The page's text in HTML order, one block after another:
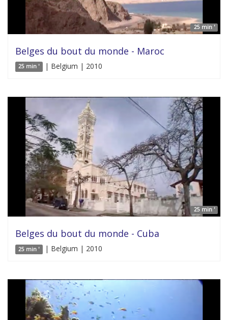
25 min '
Belges du bout du monde - Maroc
25 min ' | Belgium | 2010
25 min '
Belges du bout du monde - Cuba
25 min ' | Belgium | 2010